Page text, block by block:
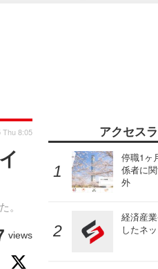
。
Thu 8:05
views
アクセス
停職1ヶ
係者に
外
経済産
したネ